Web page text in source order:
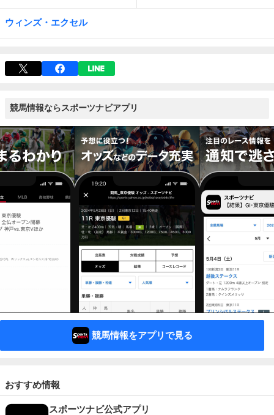
ウィンズ・エクセル
競馬情報ならスポーツナビアプリ
競馬情報をアプリで見る
おすすめ情報
スポーツナビ公式アプリ